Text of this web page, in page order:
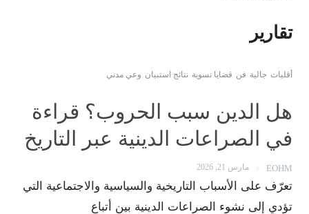
تقارير
أقليات جالية فن قضايا نسوية نتائج استبيان وعي مدني
هل الدين سبب الحروب؟ قراءة
في الصراعات الدينية عبر التاريخ
EOHM مارس 21, 2026
تعرّف على الأسباب التاريخية والسياسية والاجتماعية التي
تؤدي إلى نشوء الصراعات الدينية بين أتباع